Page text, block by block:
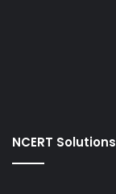
NCERT Solutions